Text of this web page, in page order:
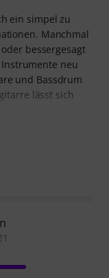
ein simpel zu
Manchmal
bessergesagt
neu
und Bassdrum
lässt sich